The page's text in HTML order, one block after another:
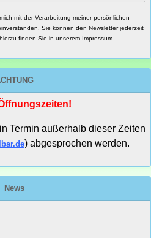
mit der Verarbeitung meiner persönlichen
Sie können den Newsletter jederzeit
finden Sie in unserem Impressum.
Termin außerhalb dieser Zeiten
) abgesprochen werden.
News